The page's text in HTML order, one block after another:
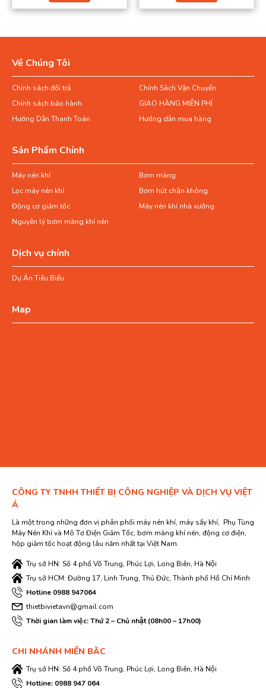
Về Chúng Tôi
Chính sách đổi trả
Chính Sách Vận Chuyển
Chính sách bảo hành
GIAO HÀNG MIỄN PHÍ
Hướng Dẫn Thanh Toán
Hướng dẫn mua hàng
Sản Phẩm Chính
Máy nén khí
Bơm màng
Lọc máy nén khí
Bơm hút chân không
Động cơ giảm tốc
Máy nén khí nhà xưởng
Nguyên lý bơm màng khí nén
Dịch vụ chính
Dự Án Tiêu Biểu
Map
CÔNG TY TNHH THIẾT BỊ CÔNG NGHIỆP VÀ DỊCH VỤ VIỆT
Á
Là một trong những đơn vị phân phối máy nén khí, máy sấy khí, Phụ Tùng
Máy Nén Khí và Mô Tơ Điện Giảm Tốc, bơm màng khí nén, động cơ điện,
hộp giảm tốc hoạt động lâu năm nhất tại Việt Nam.
Trụ sở HN: Số 4 phố Võ Trung, Phúc Lợi, Long Biên, Hà Nội
Trụ sở HCM: Đường 17, Linh Trung, Thủ Đức, Thành phố Hồ Chí Minh
Hotline 0988 947064
thietbivietavn@gmail.com
Thời gian làm việc: Thứ 2 – Chủ nhật (08h00 – 17h00)
CHI NHÁNH MIỀN BĂC
Trụ sở HN: Số 4 phố Võ Trung, Phúc Lợi, Long Biên, Hà Nội
Hotline: 0988 947 064